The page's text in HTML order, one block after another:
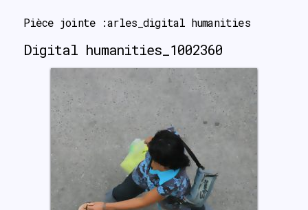
Pièce jointe :arles_digital humanities
Digital humanities_1002360